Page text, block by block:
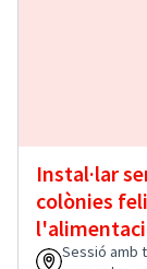
Instal·lar
colònies
Sessió amb